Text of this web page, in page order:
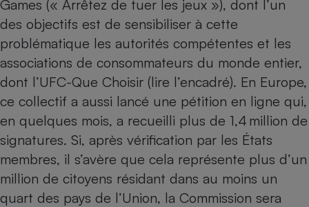
Games (« Arrêtez de tuer les jeux »), dont l’un
des objectifs est de sensibiliser à cette
problématique les autorités compétentes et les
associations de consommateurs du monde entier,
dont l’UFC-Que Choisir (lire l’encadré). En Europe,
ce collectif a aussi lancé une pétition en ligne qui,
en quelques mois, a recueilli plus de 1,4 million de
signatures. Si, après vérification par les États
membres, il s’avère que cela représente plus d’un
million de citoyens résidant dans au moins un
quart des pays de l’Union, la Commission sera